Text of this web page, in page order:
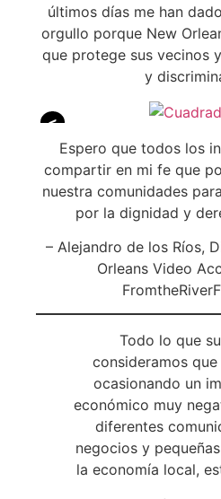
últimos días me han
orgullo porque New
que protege sus vecinos
y
<
Espero que todos los
compartir en mi fe que
nuestra comunidades
por la dignidad y
– Alejandro de los Ríos,
Orleans Video
Todo lo que
consideramos
ocasionando un
económico muy
diferentes
negocios y
la economía local,